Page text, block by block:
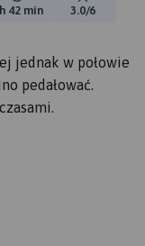
Średni czas potrzebny
42 min Ocena
3.0/6
jednak w połowie
pedałować.